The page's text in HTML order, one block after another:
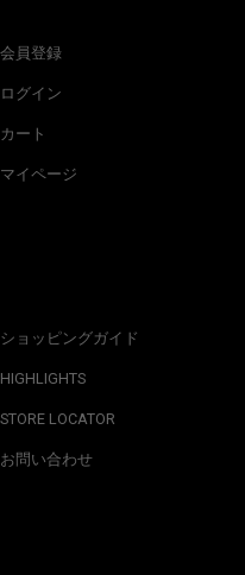
会員登録
ログイン
カート
マイページ
ショッピングガイド
HIGHLIGHTS
STORE LOCATOR
お問い合わせ